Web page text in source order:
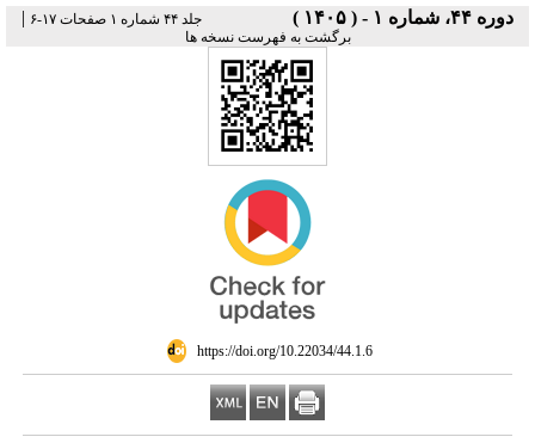
دوره ۴۴، شماره ۱ - ( ۱۴۰۵ ) جلد ۴۴ شماره ۱ صفحات ۱۷-۶ |
برگشت به فهرست نسخه ها
‎ https://doi.org/10.22034/44.1.6